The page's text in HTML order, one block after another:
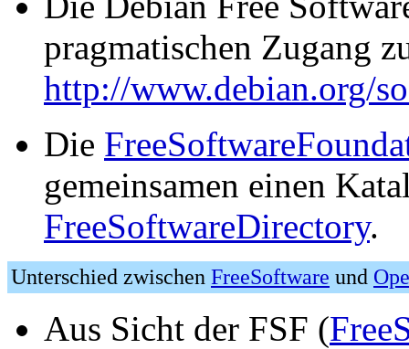
pragmatischen Zugang
http://www.debian.org/
Die
gemeinsamen einen
FreeSoftwareDirectory.
Unterschied zwischen FreeSoftware und
Aus Sicht der FSF (